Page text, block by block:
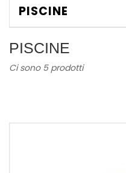
PISCINE
PISCINE
Ci sono 5 prodotti